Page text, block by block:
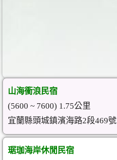
山海衝浪民宿
(5600 ~ 7600) 1.75公里
宜蘭縣頭城鎮濱海路2段469號
琚珈海岸休閒民宿